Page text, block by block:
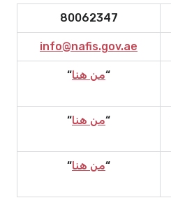
80062347
info@nafis.gov.ae
“من هنا“
“من هنا“
“من هنا“